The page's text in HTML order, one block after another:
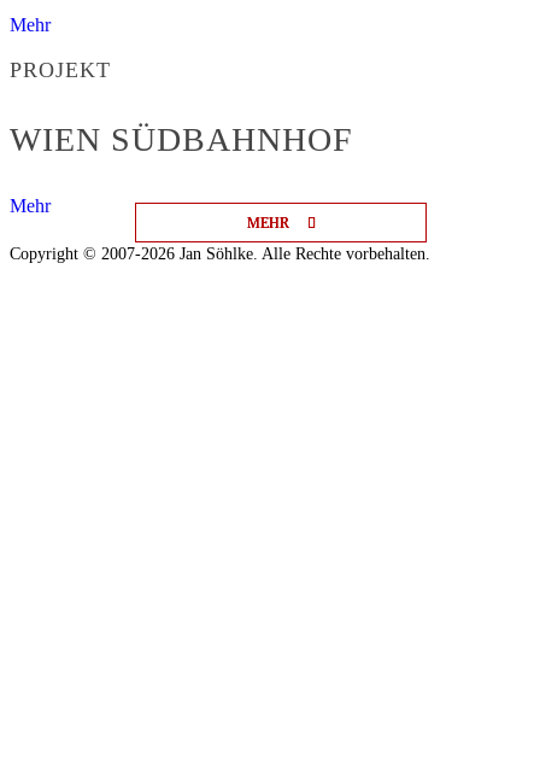
MEHR
MEHR
MEHR
Mehr
PROJEKT
WIEN SÜDBAHNHOF
Mehr
Copyright © 2007-2026 Jan Söhlke. Alle Rechte vorbehalten.